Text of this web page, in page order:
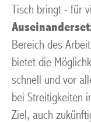
Tisch bringt - für
Bereich des
bietet die
schnell und vor
bei Streitigkeiten
Ziel, auch